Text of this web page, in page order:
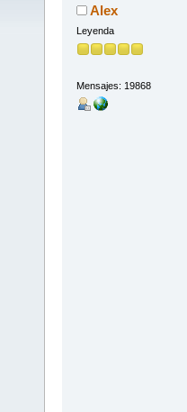
Alex
Leyenda
Mensajes: 19868